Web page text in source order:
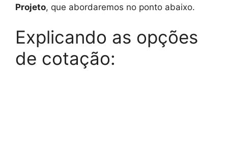
Projeto, que abordaremos no ponto abaixo.
Explicando as opções
de cotação: